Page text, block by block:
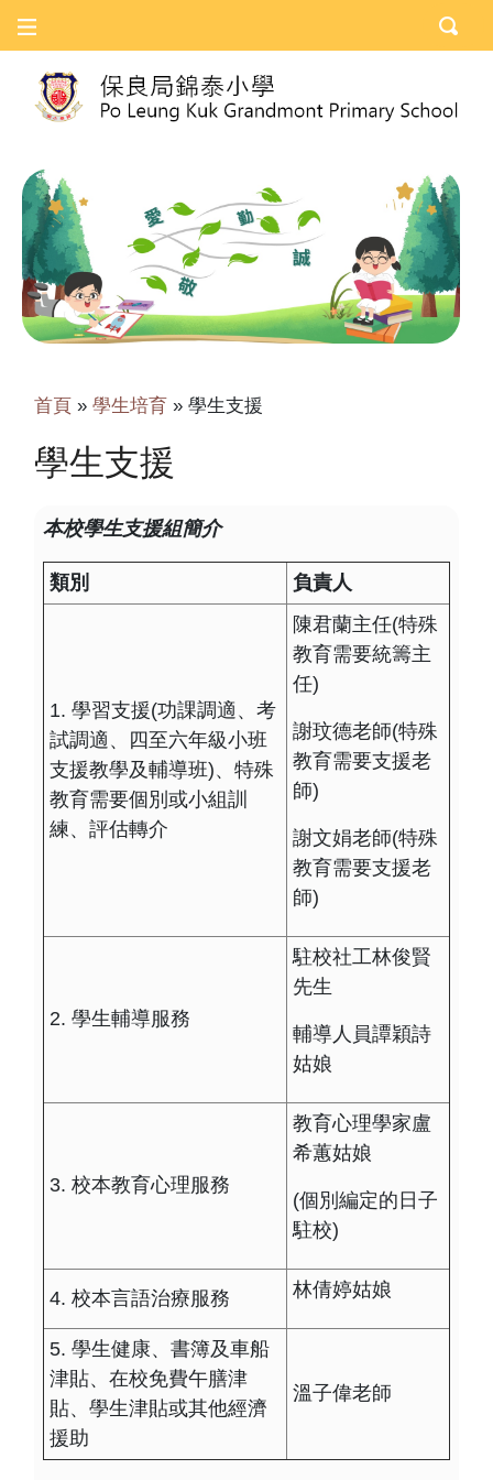
首頁 » 學生培育 » 學生支援
學生支援
本校學生支援組簡介
類別 負責人
1. 學習支援(功課調適、考
試調適、四至六年級小班
支援教學及輔導班)、特殊
教育需要個別或小組訓
練、評估轉介
陳君蘭主任(特殊
教育需要統籌主
任)
謝玟德老師(特殊
教育需要支援老
師)
謝文娟老師(特殊
教育需要支援老
師)
2. 學生輔導服務
駐校社工林俊賢
先生
輔導人員譚穎詩
姑娘
3. 校本教育心理服務
教育心理學家盧
希蕙姑娘
(個別編定的日子
駐校)
4. 校本言語治療服務 林倩婷姑娘
5. 學生健康、書簿及車船
津貼、在校免費午膳津
貼、學生津貼或其他經濟
援助
溫子偉老師